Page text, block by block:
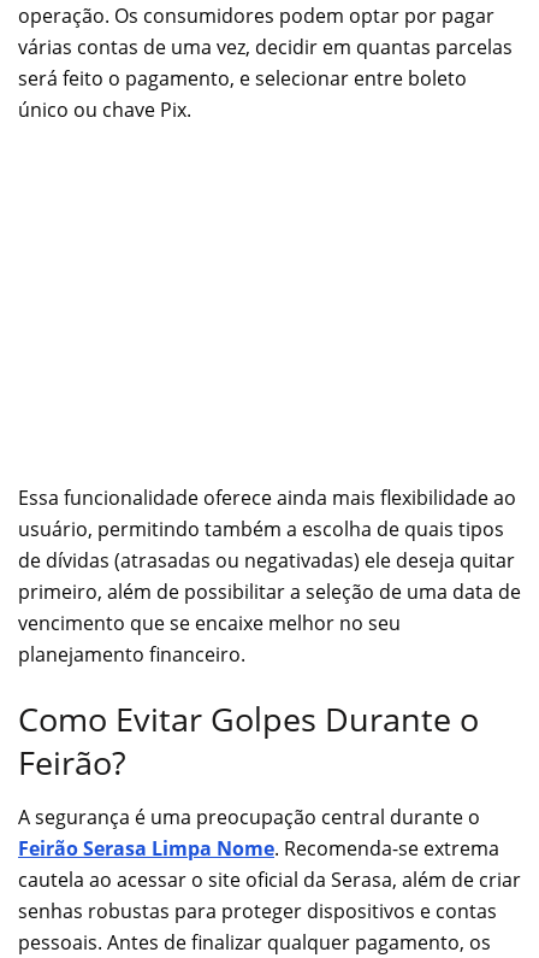
operação. Os consumidores podem optar por pagar
várias contas de uma vez, decidir em quantas parcelas
será feito o pagamento, e selecionar entre boleto
único ou chave Pix.
Essa funcionalidade oferece ainda mais flexibilidade ao
usuário, permitindo também a escolha de quais tipos
de dívidas (atrasadas ou negativadas) ele deseja quitar
primeiro, além de possibilitar a seleção de uma data de
vencimento que se encaixe melhor no seu
planejamento financeiro.
Como Evitar Golpes Durante o
Feirão?
A segurança é uma preocupação central durante o
Feirão Serasa Limpa Nome. Recomenda-se extrema
cautela ao acessar o site oficial da Serasa, além de criar
senhas robustas para proteger dispositivos e contas
pessoais. Antes de finalizar qualquer pagamento, os